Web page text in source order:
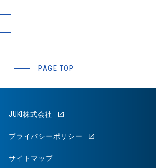
PAGE TOP
JUKI株式会社
プライバシーポリシー
サイトマップ